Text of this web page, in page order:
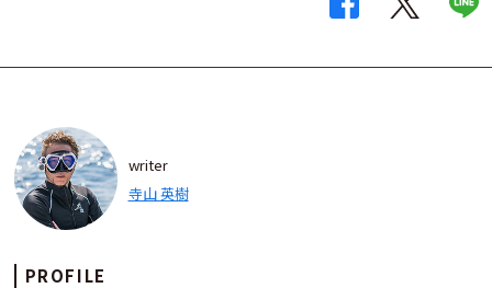
writer
寺山 英樹
PROFILE